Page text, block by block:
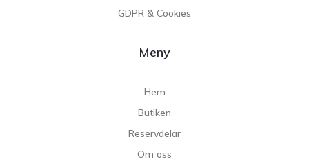
GDPR & Cookies
Meny
Hem
Butiken
Reservdelar
Om oss